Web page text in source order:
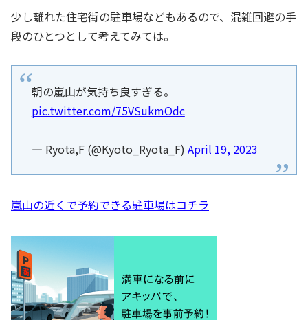
少し離れた住宅街の駐車場などもあるので、混雑回避の手
段のひとつとして考えてみては。
朝の嵐山が気持ち良すぎる。
pic.twitter.com/75VSukmOdc
— Ryota,F (@Kyoto_Ryota_F) April 19, 2023
嵐山の近くで予約できる駐車場はコチラ